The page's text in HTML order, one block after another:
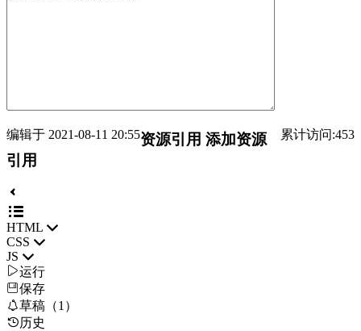
编辑于 2021-08-11 20:55 累计访问:453
资源引用 添加资源
引用
HTML
CSS
JS
运行
保存
草稿（1）
历史